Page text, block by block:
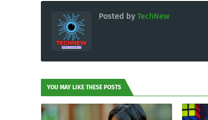
Posted by TechNew
YOU MAY LIKE THESE POSTS